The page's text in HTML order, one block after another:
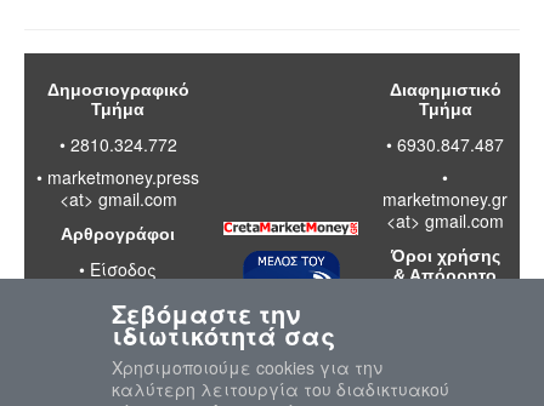
Δημοσιογραφικό
Τμήμα
• 2810.324.772
• marketmoney.press
<at> gmail.com
Αρθρογράφοι
• Είσοδος
Διαφημιστικό
Τμήμα
• 6930.847.487
•
marketmoney.gr
<at> gmail.com
Όροι χρήσης
& Απόρρητο
Σεβόμαστε την
ιδιωτικότητά σας
Χρησιμοποιούμε cookies για την
καλύτερη λειτουργία του διαδικτυακού